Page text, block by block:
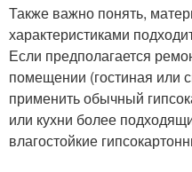
Также важно понять,
характеристиками
Если предполагается
помещении (гостиная или
применить обычный
или кухни более
влагостойкие